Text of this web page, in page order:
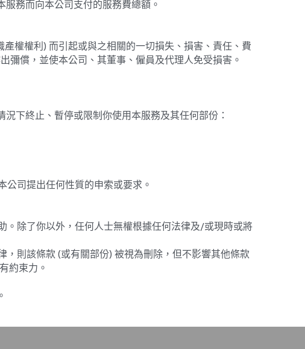
權權利) 而引起或與之相關的一切損失、損害、責任、費
彌償，並使本公司、其董事、僱員及代理人免受損害。
下終止、暫停或限制你使用本服務及其任何部份：
司提出任何性質的申索或要求。
除了你以外，任何人士無權根據任何法律及/或現時或將
則該條款 (或有關部份) 被視為刪除，但不影響其他條款
約束力。